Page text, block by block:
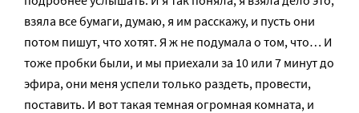
взяла все бумаги, думаю, я им расскажу, и пусть они
потом пишут, что хотят. Я ж не подумала о том, что… И
тоже пробки были, и мы приехали за 10 или 7 минут до
эфира, они меня успели только раздеть, провести,
поставить. И вот такая темная огромная комната, и